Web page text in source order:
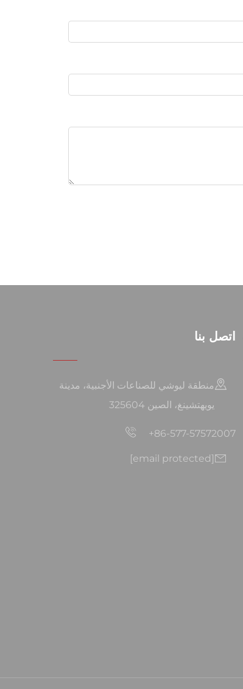
اتصل بنا
منطقة ليوشي للصناعات الأجنبية، مدينة
يويهتشينغ، الصين 325604
+86-577-57572007
[email protected]